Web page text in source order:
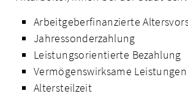
Arbeitgeberfinanzierte
Jahressonderzahlung
Leistungsorientierte Bezahlung
Vermögenswirksame Leistungen
Altersteilzeit